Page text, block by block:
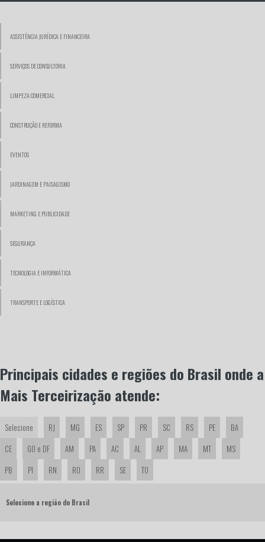
VIDEÓGRAFOS
ASSISTÊNCIA JURÍDICA E FINANCEIRA
SERVIÇOS DE CONSULTORIA
LIMPEZA COMERCIAL
CONSTRUÇÃO E REFORMA
EVENTOS
JARDINAGEM E PAISAGISMO
MARKETING E PUBLICIDADE
SEGURANÇA
TECNOLOGIA E INFORMÁTICA
TRANSPORTE E LOGÍSTICA
Principais cidades e regiões do Brasil onde a
Mais Terceirização atende:
Selecione RJ MG ES SP PR SC RS PE
BA
CE
GO e DF AM PA AC AL AP MA MT
MS
PB
PI RN RO RR SE TO
Selecione a região do Brasil